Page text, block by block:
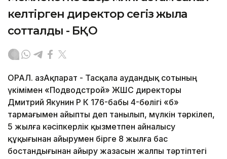
келтірген директор сегіз жылға
сотталды - БҚО
ОРАЛ. ҚазАқпарат - Тасқала аудандық сотының
үкімімен «Подводстрой» ЖШС директоры
Дмитрий Якунин ҚР ҚК 176-бабы 4-бөлігі «б»
тармағымен айыпты деп танылып, мүлкін тәркілеп,
5 жылға кәсіпкерлік қызметпен айналысу
құқығынан айырумен бірге 8 жылға бас
бостандығынан айыру жазасын жалпы тәртіптегі